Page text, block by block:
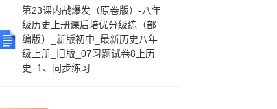
第23课内战爆发（原卷版）-八年
级历史上册课后培优分级练（部
编版）_新版初中_最新历史八年
级上册_旧版_07习题试卷8上历
史_1、同步练习